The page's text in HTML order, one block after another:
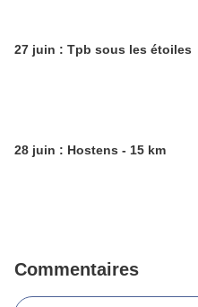
27 juin : Tpb sous les étoiles
28 juin : Hostens - 15 km
Commentaires